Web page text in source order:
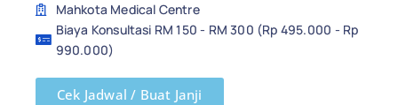
Mahkota Medical Centre
Biaya Konsultasi RM 150 - RM 300 (Rp 495.000 - Rp
990.000)
Cek Jadwal / Buat Janji